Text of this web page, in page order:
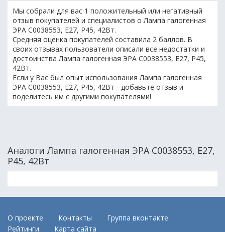
Мы собрали для вас 1 положительный или негативный
отзыв покупателей и специалистов о Лампа галогенная
ЭРА C0038553, E27, P45, 42Вт.
Средняя оценка покупателей составила 2 баллов. В
своих отзывах пользователи описали все недостатки и
достоинства Лампа галогенная ЭРА C0038553, E27, P45,
42Вт.
Если у Вас был опыт использования Лампа галогенная
ЭРА C0038553, E27, P45, 42Вт - добавьте отзыв и
поделитесь им с другими покупателями!
Аналоги Лампа галогенная ЭРА C0038553, E27,
P45, 42Вт
О проекте Контакты
Группа вконтакте
Рейтинги
Карта сайта